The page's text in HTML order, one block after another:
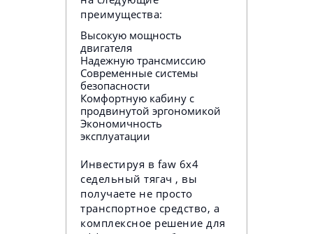
преимущества:
Высокую мощность
двигателя
Надежную трансмиссию
Современные системы
безопасности
Комфортную кабину с
продвинутой эргономикой
Экономичность
эксплуатации
Инвестируя в faw 6x4
седельный тягач , вы
получаете не просто
транспортное средство, а
комплексное решение для